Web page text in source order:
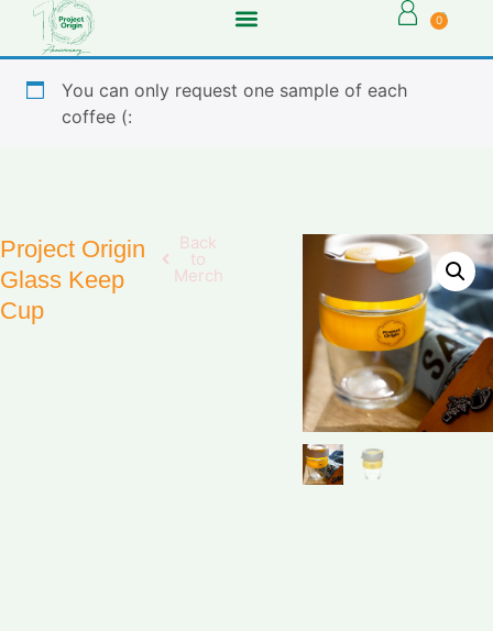
0
You can only request one sample of each
coffee (:
Project Origin
Glass Keep
Cup
Back
to
Merch